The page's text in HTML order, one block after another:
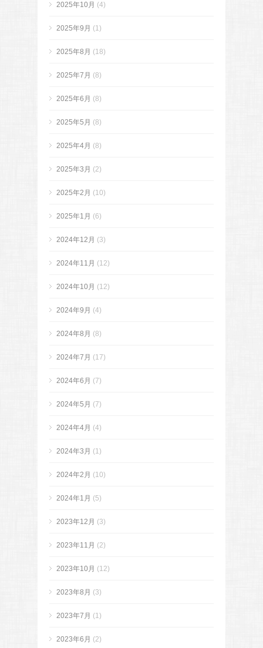
2025年10月 (4)
2025年9月 (1)
2025年8月 (18)
2025年7月 (8)
2025年6月 (8)
2025年5月 (8)
2025年4月 (8)
2025年3月 (2)
2025年2月 (10)
2025年1月 (6)
2024年12月 (3)
2024年11月 (12)
2024年10月 (12)
2024年9月 (4)
2024年8月 (8)
2024年7月 (17)
2024年6月 (7)
2024年5月 (7)
2024年4月 (4)
2024年3月 (1)
2024年2月 (10)
2024年1月 (5)
2023年12月 (3)
2023年11月 (2)
2023年10月 (12)
2023年8月 (3)
2023年7月 (1)
2023年6月 (2)